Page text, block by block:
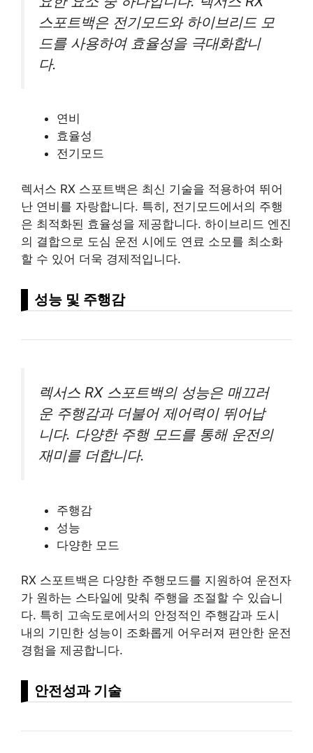
스포트백은 전기모드와 하이브리드 모
드를 사용하여 효율성을 극대화합니
다.
연비
효율성
전기모드
렉서스 RX 스포트백은 최신 기술을 적용하여 뛰어
난 연비를 자랑합니다. 특히, 전기모드에서의 주행
은 최적화된 효율성을 제공합니다. 하이브리드 엔진
의 결합으로 도심 운전 시에도 연료 소모를 최소화
할 수 있어 더욱 경제적입니다.
성능 및 주행감
렉서스 RX 스포트백의 성능은 매끄러
운 주행감과 더불어 제어력이 뛰어납
니다. 다양한 주행 모드를 통해 운전의
재미를 더합니다.
주행감
성능
다양한 모드
RX 스포트백은 다양한 주행모드를 지원하여 운전자
가 원하는 스타일에 맞춰 주행을 조절할 수 있습니
다. 특히 고속도로에서의 안정적인 주행감과 도시
내의 기민한 성능이 조화롭게 어우러져 편안한 운전
경험을 제공합니다.
안전성과 기술